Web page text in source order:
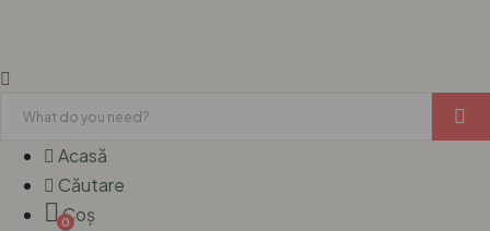
Acasă
Căutare
0
Coș